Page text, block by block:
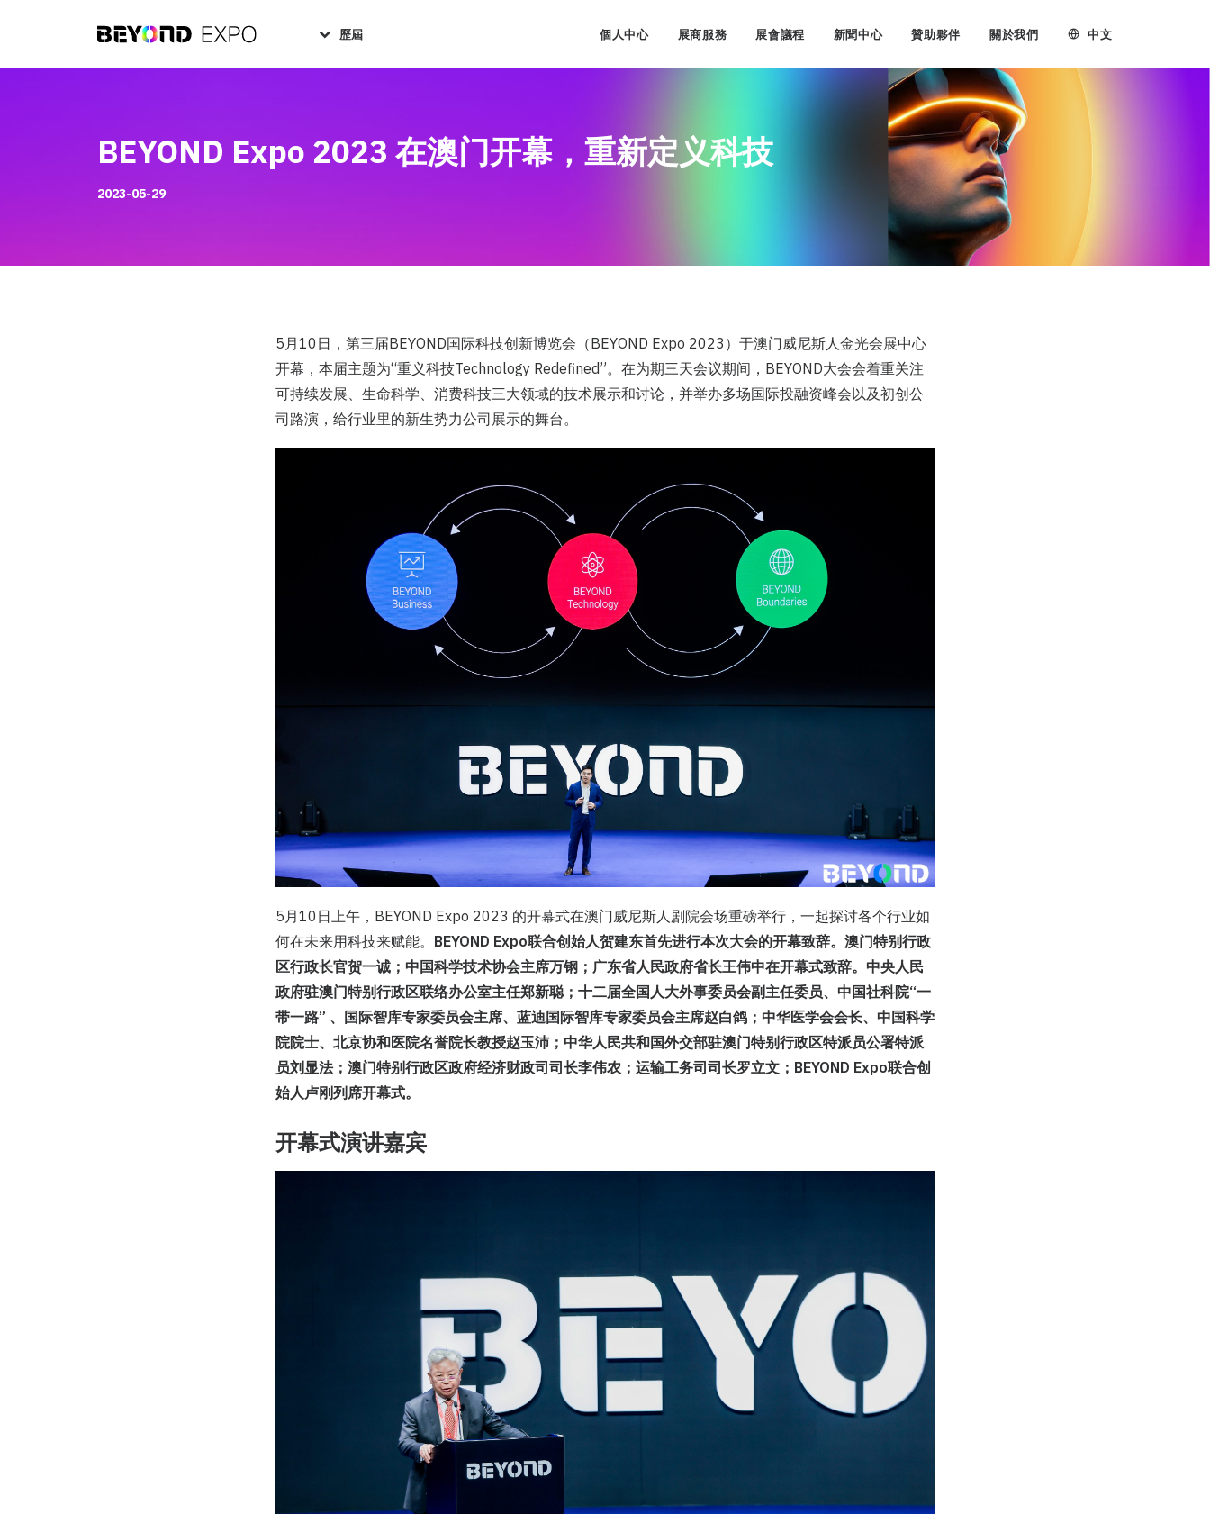
歷屆 個人中心 展商服務 展會議程 新聞中心 贊助夥伴 關於我們 中文
BEYOND Expo 2023 在澳门开幕，重新定义科技
2023-05-29
5月10日，第三届BEYOND国际科技创新博览会（BEYOND Expo 2023）于澳门威尼斯人金光会展中心
开幕，本届主题为“重义科技Technology Redefined”。在为期三天会议期间，BEYOND大会会着重关注
可持续发展、生命科学、消费科技三大领域的技术展示和讨论，并举办多场国际投融资峰会以及初创公
司路演，给行业里的新生势力公司展示的舞台。
5月10日上午，BEYOND Expo 2023 的开幕式在澳门威尼斯人剧院会场重磅举行，一起探讨各个行业如
何在未来用科技来赋能。 BEYOND Expo联合创始人贺建东首先进行本次大会的开幕致辞。澳门特别行政
区行政长官贺一诚；中国科学技术协会主席万钢；广东省人民政府省长王伟中在开幕式致辞。中央人民
政府驻澳门特别行政区联络办公室主任郑新聪；十二届全国人大外事委员会副主任委员、中国社科院“一
带一路” 、国际智库专家委员会主席、蓝迪国际智库专家委员会主席赵白鸽；中华医学会会长、中国科学
院院士、北京协和医院名誉院长教授赵玉沛；中华人民共和国外交部驻澳门特别行政区特派员公署特派
员刘显法；澳门特别行政区政府经济财政司司长李伟农；运输工务司司长罗立文；BEYOND Expo联合创
始人卢刚列席开幕式。
开幕式演讲嘉宾